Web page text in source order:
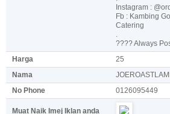
Instagram :
Fb : Kambing
Catering
.
???? Always
Harga
25
Nama
No Phone
0126095449
Muat Naik Imej Iklan anda